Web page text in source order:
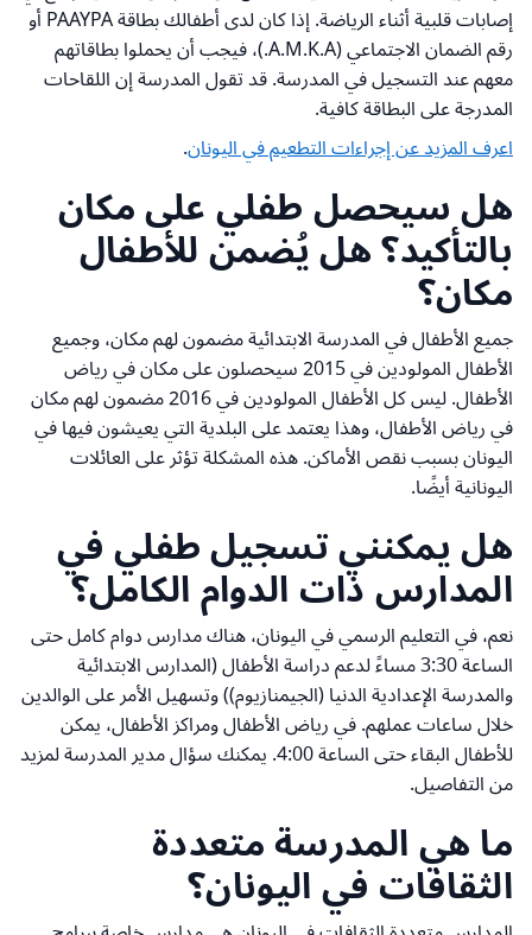
إصابات قلبية أثناء الرياضة. إذا كان لدى أطفالك بطاقة PAAYPA أو
رقم الضمان الاجتماعي (A.M.K.A.)، فيجب أن يحملوا بطاقاتهم
معهم عند التسجيل في المدرسة. قد تقول المدرسة إن اللقاحات
المدرجة على البطاقة كافية.
اعرف المزيد عن إجراءات التطعيم في اليونان.
هل سيحصل طفلي على مكان
بالتأكيد؟ هل يُضمن للأطفال
مكان؟
جميع الأطفال في المدرسة الابتدائية مضمون لهم مكان، وجميع
الأطفال المولودين في 2015 سيحصلون على مكان في رياض
الأطفال. ليس كل الأطفال المولودين في 2016 مضمون لهم مكان
في رياض الأطفال، وهذا يعتمد على البلدية التي يعيشون فيها في
اليونان بسبب نقص الأماكن. هذه المشكلة تؤثر على العائلات
اليونانية أيضًا.
هل يمكنني تسجيل طفلي في
المدارس ذات الدوام الكامل؟
نعم، في التعليم الرسمي في اليونان، هناك مدارس دوام كامل حتى
الساعة 3:30 مساءً لدعم دراسة الأطفال (المدارس الابتدائية
والمدرسة الإعدادية الدنيا (الجيمنازيوم)) وتسهيل الأمر على الوالدين
خلال ساعات عملهم. في رياض الأطفال ومراكز الأطفال، يمكن
للأطفال البقاء حتى الساعة 4:00. يمكنك سؤال مدير المدرسة لمزيد
من التفاصيل.
ما هي المدرسة متعددة
الثقافات في اليونان؟